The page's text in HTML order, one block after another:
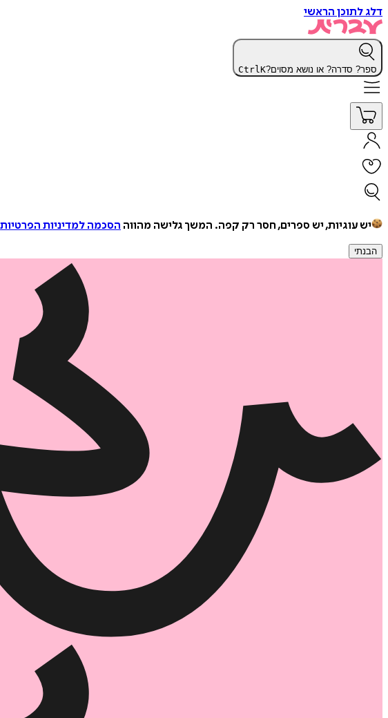
דלג לתוכן הראשי
ספר? סדרה? או נושא מסוים? CtrlK
יש עוגיות, יש ספרים, חסר רק קפה. המשך גלישה מהווה הסכמה למדיניות הפרטיות
הבנתי